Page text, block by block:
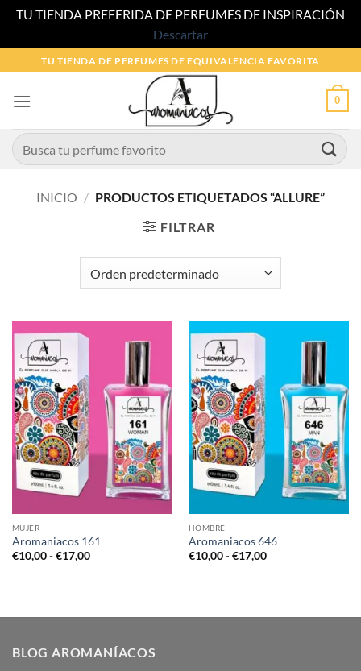
TU TIENDA PREFERIDA DE PERFUMES DE INSPIRACIÓN
Descartar
al
contenido
TU TIENDA DE PERFUMES DE EQUIVALENCIA FAVORITA
0
Buscar
por:
INICIO / PRODUCTOS ETIQUETADOS “ALLURE”
FILTRAR
MUJER
Aromaniacos 161
€10,00 - €17,00Rango
€17,00
HOMBRE
Aromaniacos 646
€10,00 - €17,00Rango
€17,00
BLOG AROMANÍACOS